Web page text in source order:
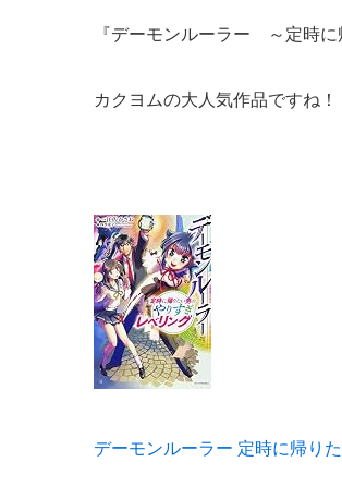
『デーモンルーラー ～定時に
カクヨムの大人気作品ですね
デーモンルーラー 定時に帰り